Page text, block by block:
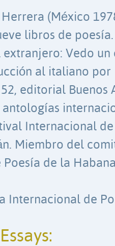
(México
libros de
Vedo
al italiano por
editorial Buenos
Internacional
Miembro del
Poesía de la
Internacional de